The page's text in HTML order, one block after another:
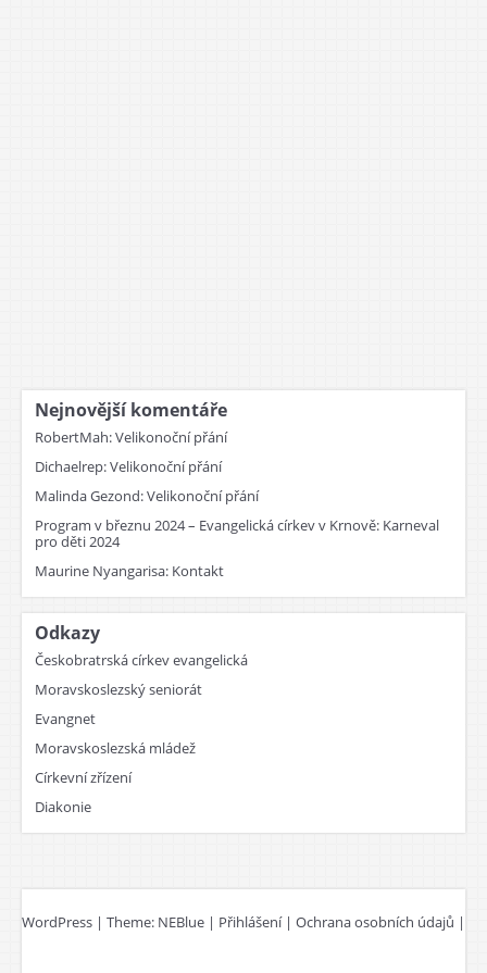
Nejnovější komentáře
RobertMah:Velikonoční přání
Dichaelrep:Velikonoční přání
Malinda Gezond:Velikonoční přání
Program v březnu 2024 – Evangelická církev v Krnově: Karneval
pro děti 2024
Maurine Nyangarisa: Kontakt
Odkazy
Českobratrská církev evangelická
Moravskoslezský seniorát
Evangnet
Moravskoslezská mládež
Církevní zřízení
Diakonie
WordPress | Theme: NEBlue | Přihlášení | Ochrana osobních údajů |